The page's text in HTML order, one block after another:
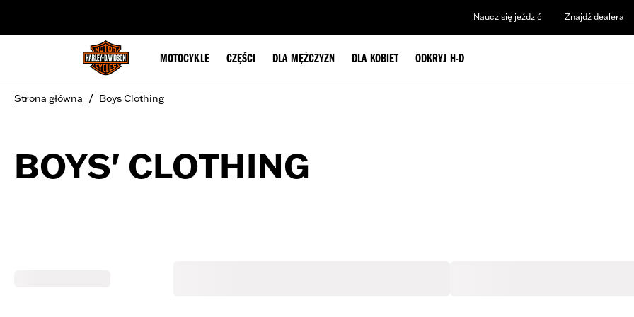
Naucz się jeździć Znajdź dealera
MOTOCYKLE CZĘŚCI DLA MĘŻCZYZN DLA KOBIET ODKRYJ H-D
Strona główna / Boys Clothing
BOYS' CLOTHING